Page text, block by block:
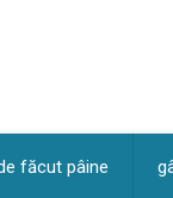
făcut pâine